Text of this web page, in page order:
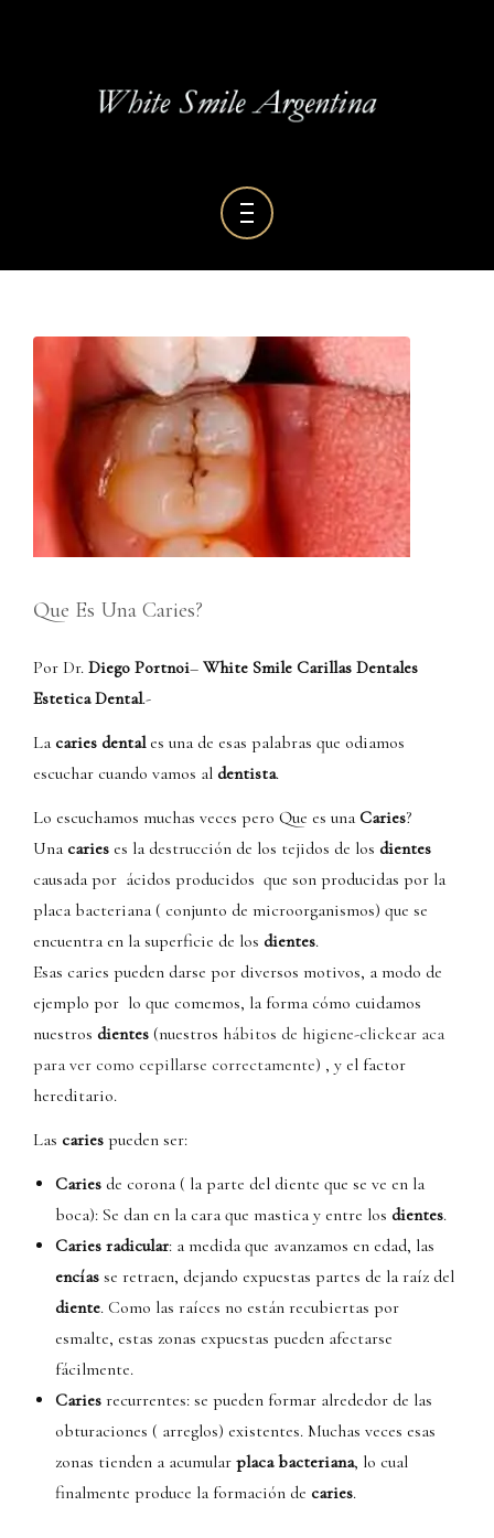
GALERÍA
RESEÑAS
Que Es Una Caries?
Por Dr. Diego Portnoi– White Smile Carillas Dentales
Estetica Dental.-
La caries dentales una de esas palabras que odiamos
escuchar cuando vamos al dentista.
Lo escuchamos muchas veces pero Que es unaCaries?
Una caries es la destrucción de los tejidos de los dientes
causada por ácidos producidos que son producidas por la
placa bacteriana ( conjunto de microorganismos) que se
encuentra en la superficie de los dientes.
Esas caries pueden darse por diversos motivos, a modo de
ejemplo por lo que comemos, la forma cómo cuidamos
nuestros dientes (nuestros hábitos de higiene-clickear aca
para ver como cepillarse correctamente) , y el factor
hereditario.
Las caries pueden ser:
Caries de corona ( la parte del diente que se ve en la
boca): Se dan en la cara que mastica y entre los dientes.
Caries radicular: a medida que avanzamos en edad, las
encías se retraen, dejando expuestas partes de la raíz del
diente. Como las raíces no están recubiertas por
esmalte, estas zonas expuestas pueden afectarse
fácilmente.
Caries recurrentes: se pueden formar alrededor de las
obturaciones ( arreglos) existentes. Muchas veces esas
zonas tienden a acumular placa bacteriana, lo cual
finalmente produce la formación de caries.